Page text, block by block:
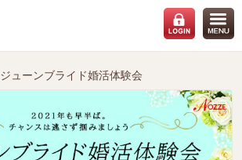
ジューンブライド婚活体験会